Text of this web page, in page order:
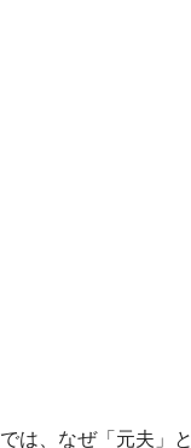
では、なぜ「元夫」